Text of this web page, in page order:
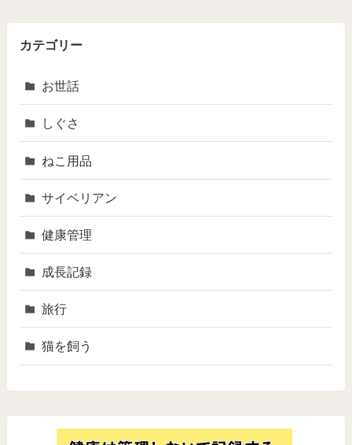
カテゴリー
お世話
しぐさ
ねこ用品
サイベリアン
健康管理
成長記録
旅行
猫を飼う